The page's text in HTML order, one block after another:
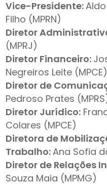
Vice-Presidente:
Filho (MPRN)
Diretor
(MPRJ)
Diretor Financeiro:
Negreiros Leite (MPCE)
Diretor de
Pedroso Prates
Diretor Jurídico:
Colares (MPCE)
Diretora de
Trabalho:Ana Sofia
Diretor de Relações
Souza Maia (MPMG)